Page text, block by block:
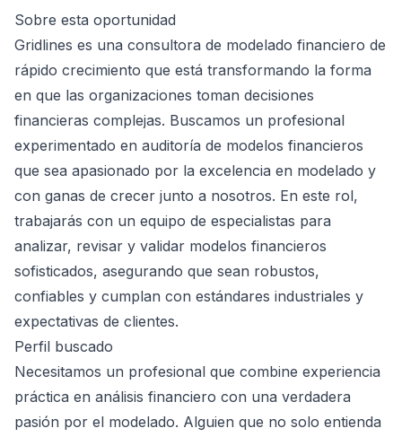
Sobre esta oportunidad
Gridlines es una consultora de modelado financiero de
rápido crecimiento que está transformando la forma
en que las organizaciones toman decisiones
financieras complejas. Buscamos un profesional
experimentado en auditoría de modelos financieros
que sea apasionado por la excelencia en modelado y
con ganas de crecer junto a nosotros. En este rol,
trabajarás con un equipo de especialistas para
analizar, revisar y validar modelos financieros
sofisticados, asegurando que sean robustos,
confiables y cumplan con estándares industriales y
expectativas de clientes.
Perfil buscado
Necesitamos un profesional que combine experiencia
práctica en análisis financiero con una verdadera
pasión por el modelado. Alguien que no solo entienda